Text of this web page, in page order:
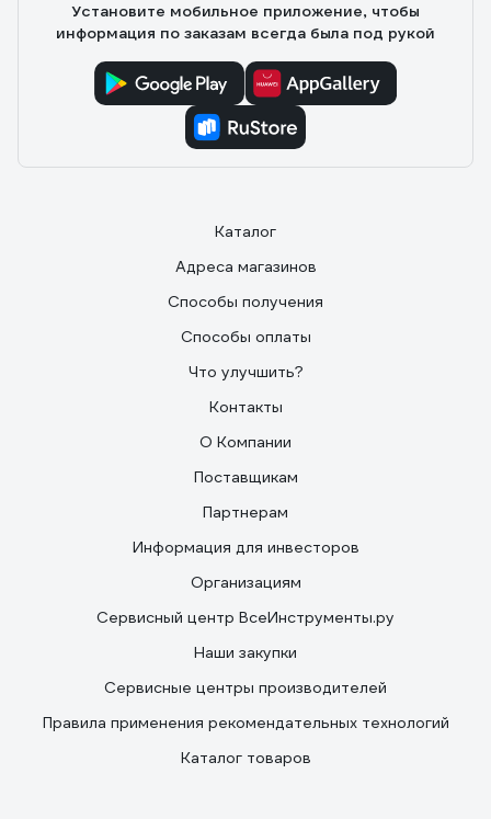
Установите мобильное приложение, чтобы
информация по заказам всегда была под рукой
Каталог
Адреса магазинов
Способы получения
Способы оплаты
Что улучшить?
Контакты
О Компании
Поставщикам
Партнерам
Информация для инвесторов
Организациям
Сервисный центр ВсеИнструменты.ру
Наши закупки
Сервисные центры производителей
Правила применения рекомендательных технологий
Каталог товаров